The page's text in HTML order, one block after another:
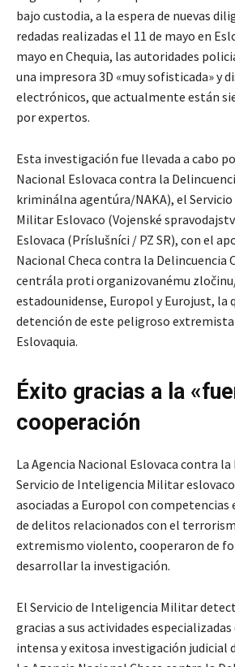
bajo custodia, a la espera de nuevas
redadas realizadas el 11 de mayo en
mayo en Chequia, las autoridades
una impresora 3D «muy sofisticada» y
electrónicos, que actualmente están
por expertos.
Esta investigación fue llevada a cabo
Nacional Eslovaca contra la
kriminálna agentúra/NAKA), el
Militar Eslovaco (Vojenské
Eslovaca (Príslušníci / PZ SR), con el
Nacional Checa contra la Delincuencia
centrála proti organizovanému
estadounidense, Europol y Eurojust, la
detención de este peligroso extremista
Eslovaquia.
Éxito gracias a la
cooperación
La Agencia Nacional Eslovaca contra la
Servicio de Inteligencia Militar
asociadas a Europol con
de delitos relacionados con el
extremismo violento, cooperaron de
desarrollar la investigación.
El Servicio de Inteligencia Militar
gracias a sus actividades
intensa y exitosa investigación judicial